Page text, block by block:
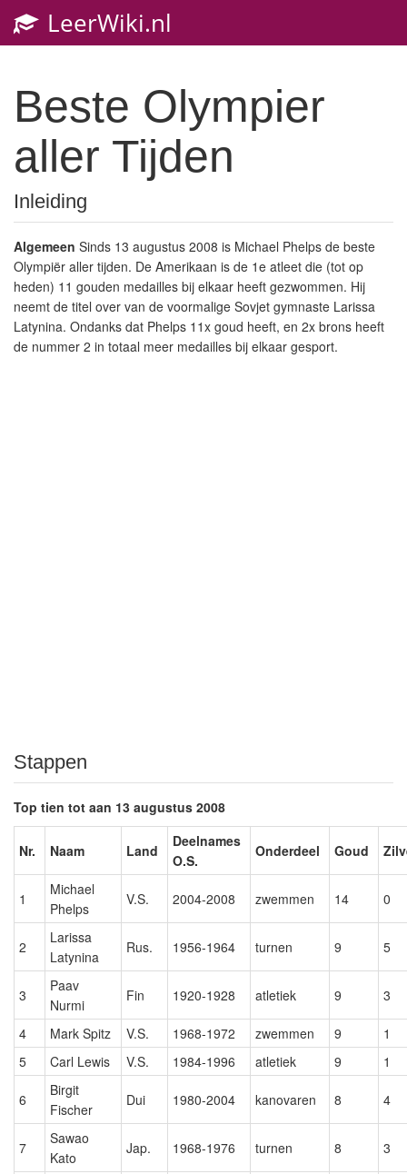
LeerWiki.nl
Beste Olympier
aller Tijden
Inleiding
Algemeen Sinds 13 augustus 2008 is Michael Phelps de beste
Olympiër aller tijden. De Amerikaan is de 1e atleet die (tot op
heden) 11 gouden medailles bij elkaar heeft gezwommen. Hij
neemt de titel over van de voormalige Sovjet gymnaste Larissa
Latynina. Ondanks dat Phelps 11x goud heeft, en 2x brons heeft
de nummer 2 in totaal meer medailles bij elkaar gesport.
Stappen
Top tien tot aan 13 augustus 2008
Nr. Naam Land
Deelnames
O.S.
Onderdeel Goud
1
Michael
Phelps
V.S. 2004-2008 zwemmen 14 0
2
Larissa
Latynina
Rus. 1956-1964 turnen 9 5
3
Paav
Nurmi
Fin 1920-1928 atletiek 9 3
4 Mark Spitz V.S. 1968-1972 zwemmen 9
1
5
Carl Lewis V.S. 1984-1996 atletiek 9 1
6
Birgit
Fischer
Dui 1980-2004 kanovaren 8 4
7
Sawao
Kato
Jap. 1968-1976 turnen 8 3